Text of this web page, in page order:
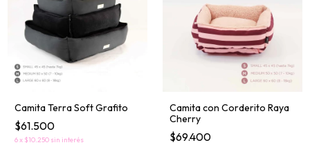
Camita Terra Soft Grafito
$61.500
6x $10.250 sin interés
Camita con Corderito Raya
Cherry
$69.400